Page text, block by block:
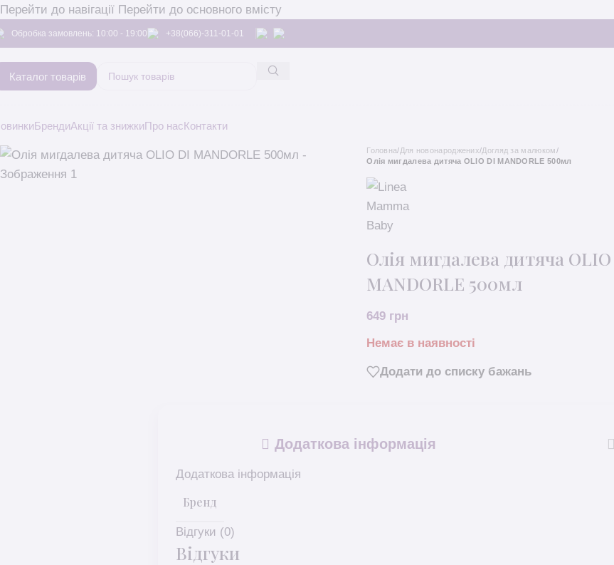
Перейти до навігації Перейти до основного вмісту
Обробка замовлень: 10:00 - 19:00 +38(066)-311-01-01
Каталог товарів
БрендиАкції та знижкиПро насКонтакти
Головна/Для новонароджених/Догляд за малюком/
Олія мигдалева дитяча OLIO DI MANDORLE 500мл
Олія мигдалева дитяча
MANDORLE 500мл
649 грн
Немає в наявності
Додати до списку бажань
Додаткова інформація
Додаткова інформація
Бренд
Відгуки (0)
Відгуки